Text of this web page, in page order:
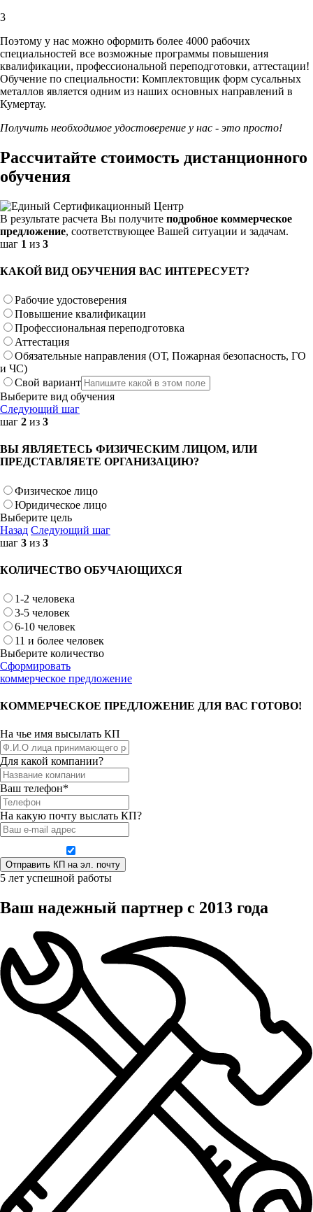
3
Поэтому у нас можно оформить более 4000 рабочих
специальностей все возможные программы повышения
квалификации, профессиональной переподготовки, аттестации!
Обучение по специальности: Комплектовщик форм сусальных
металлов является одним из наших основных направлений в
Кумертау.
Получить необходимое удостоверение у нас - это просто!
Рассчитайте стоимость дистанционного
обучения
В результате расчета Вы получите подробное коммерческое
предложение, соответствующее Вашей ситуации и задачам.
шаг 1 из 3
КАКОЙ ВИД ОБУЧЕНИЯ ВАС ИНТЕРЕСУЕТ?
Рабочие удостоверения
Повышение квалификации
Профессиональная переподготовка
Аттестация
Обязательные направления (ОТ, Пожарная безопасность, ГО
и ЧС)
Свой вариант
Выберите вид обучения
Следующий шаг
шаг 2 из 3
ВЫ ЯВЛЯЕТЕСЬ ФИЗИЧЕСКИМ ЛИЦОМ, ИЛИ
ПРЕДСТАВЛЯЕТЕ ОРГАНИЗАЦИЮ?
Физическое лицо
Юридическое лицо
Выберите цель
Назад Следующий шаг
шаг 3 из 3
КОЛИЧЕСТВО ОБУЧАЮЩИХСЯ
1-2 человека
3-5 человек
6-10 человек
11 и более человек
Выберите количество
Сформировать
коммерческое предложение
КОММЕРЧЕСКОЕ ПРЕДЛОЖЕНИЕ ДЛЯ ВАС ГОТОВО!
На чье имя высылать КП
Для какой компании?
Ваш телефон*
На какую почту выслать КП?
5 лет успешной работы
Ваш надежный партнер с 2013 года